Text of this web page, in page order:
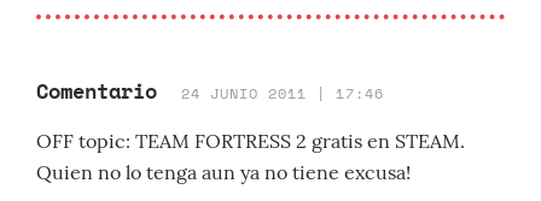
Comentario 24 JUNIO 2011 | 17:46
OFF topic: TEAM FORTRESS 2 gratis en STEAM.
Quien no lo tenga aun ya no tiene excusa!